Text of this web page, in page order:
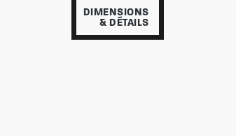
DIMENSIONS
& DÉTAILS